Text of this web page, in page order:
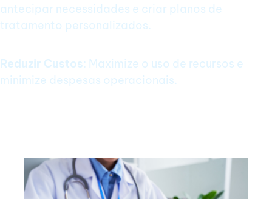
antecipar necessidades e criar planos de
tratamento personalizados.
Reduzir Custos: Maximize o uso de recursos e
minimize despesas operacionais.